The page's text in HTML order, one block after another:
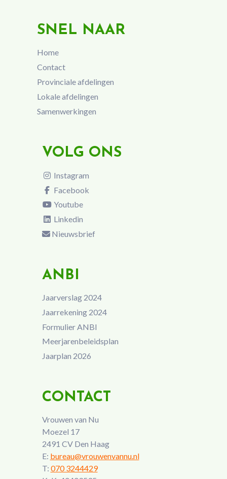
SNEL NAAR
Home
Contact
Provinciale afdelingen
Lokale afdelingen
Samenwerkingen
VOLG ONS
Instagram
Facebook
Youtube
Linkedin
Nieuwsbrief
ANBI
Jaarverslag 2024
Jaarrekening 2024
Formulier ANBI
Meerjarenbeleidsplan
Jaarplan 2026
CONTACT
Vrouwen van Nu
Moezel 17
2491 CV Den Haag
E: bureau@vrouwenvannu.nl
T: 070 3244429